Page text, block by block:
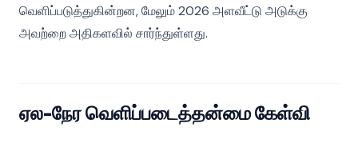
வெளிப்படுத்துகின்றன, மேலும் 2026 அளவீட்டு அடுக்கு
அவற்றை அதிகளவில் சார்ந்துள்ளது.
ஏல-நேர வெளிப்படைத்தன்மை கேள்வி